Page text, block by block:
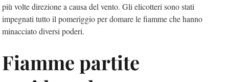
più volte direzione a causa del vento. Gli elicotteri sono stati
impegnati tutto il pomeriggio per domare le fiamme che hanno
minacciato diversi poderi.
Fiamme partite